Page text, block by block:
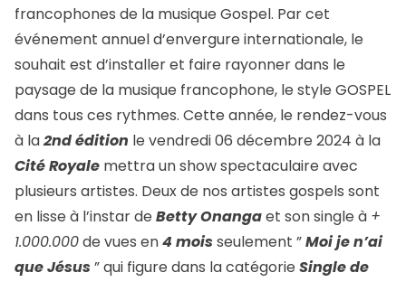
francophones de la musique Gospel. Par cet
événement annuel d’envergure internationale, le
souhait est d’installer et faire rayonner dans le
paysage de la musique francophone, le style GOSPEL
dans tous ces rythmes. Cette année, le rendez-vous
à la2nd édition le vendredi 06 décembre 2024 à la
Cité Royale mettra un show spectaculaire avec
plusieurs artistes. Deux de nos artistes gospels sont
en lisse à l’instar de Betty Onangaet son single à +
1.000.000de vues en4 moisseulement ”Moi je n’ai
que Jésus” qui figure dans la catégorie Single de